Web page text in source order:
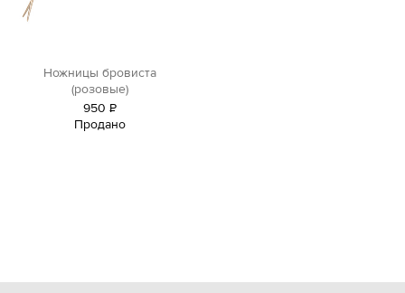
Ножницы бровиста
(розовые)
950 Р
уб.
Продано